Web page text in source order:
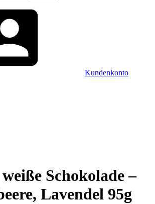
Kundenkonto
Schokolade –
Lavendel 95g